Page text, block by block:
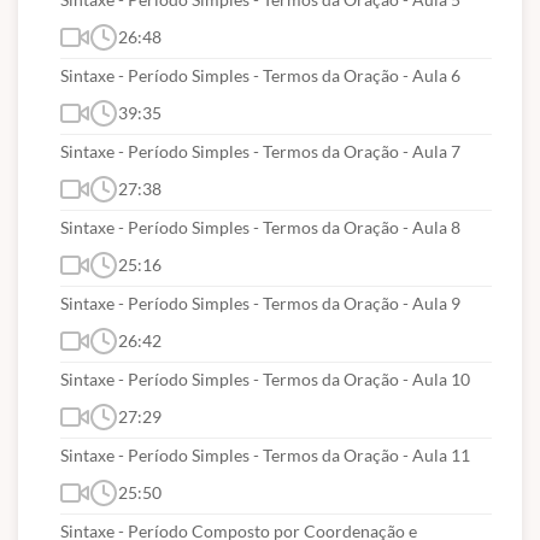
– Hardware. Noções de Sistemas Operacionais. MS-
DOS. Noções de sistemas de Windows. Noções do
processador de texto MS-Word para Windows.
Noções da planilha de cálculo MS-Excel. Noções
básicas de Bancos de dados. Comunicação de
dados. Conceitos Gerais de Equipamentos e
Operacionalização. Conceitos básicos de Internet.
CONHECIMENTOS ESPECÍFICOS DO CARGO
ASSISTENTE ADMINISTRATIVO:
1. Noções de Administração Geral: Planejamento,
organização, direção, controle, sistemas e métodos.
2. Noções de Administração Financeira:
fundamentos e técnicas; orçamento e controle de
26:48
Sintaxe - Período Simples - Termos da Oração - Aula 6
39:35
Sintaxe - Período Simples - Termos da Oração - Aula 7
27:38
Sintaxe - Período Simples - Termos da Oração - Aula 8
25:16
Sintaxe - Período Simples - Termos da Oração - Aula 9
26:42
Sintaxe - Período Simples - Termos da Oração - Aula 10
27:29
Sintaxe - Período Simples - Termos da Oração - Aula 11
25:50
Sintaxe - Período Composto por Coordenação e